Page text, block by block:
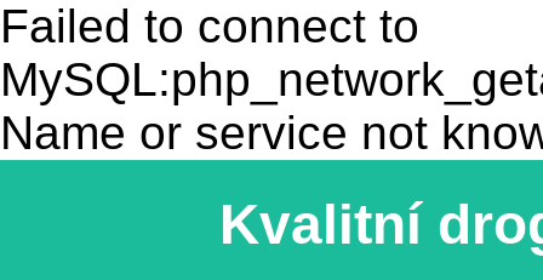
Failed to connect to
Name or service not
Kvalitní